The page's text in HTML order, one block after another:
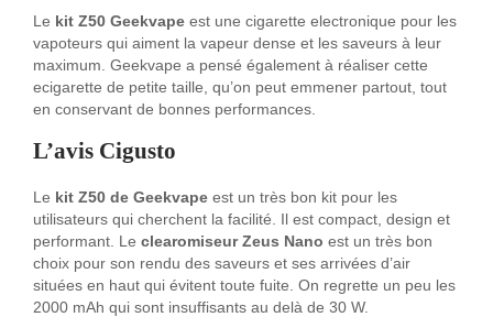
Le kit Z50 Geekvape est une cigarette electronique pour les
vapoteurs qui aiment la vapeur dense et les saveurs à leur
maximum. Geekvape a pensé également à réaliser cette
ecigarette de petite taille, qu’on peut emmener partout, tout
en conservant de bonnes performances.
L’avis Cigusto
Le kit Z50 de Geekvape est un très bon kit pour les
utilisateurs qui cherchent la facilité. Il est compact, design et
performant. Le clearomiseur Zeus Nano est un très bon
choix pour son rendu des saveurs et ses arrivées d’air
situées en haut qui évitent toute fuite. On regrette un peu les
2000 mAh qui sont insuffisants au delà de 30 W.